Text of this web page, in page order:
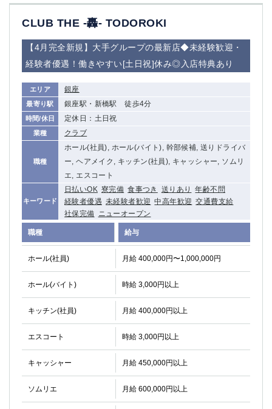
CLUB THE -轟- TODOROKI
【4月完全新規】大手グループの最新店◆未経験歓迎・
経験者優遇！働きやすい[土日祝]休み◎入店特典あり
エリア 銀座
最寄り駅 銀座駅・新橋駅 徒歩4分
時間/休日 定休日：土日祝
業種 クラブ
職種
ホール(社員), ホール(バイト), 幹部候補, 送りドライバ
ー, ヘアメイク, キッチン(社員), キャッシャー, ソムリ
エ, エスコート
キーワード
日払いOK 寮完備 食事つき 送りあり
年齢不問
経験者優遇 未経験者歓迎 中高年歓迎 交通費支給
社保完備
ニューオープン
職種 給与
ホール(社員) 月給 400,000円〜1,000,000円
ホール(バイト) 時給 3,000円以上
キッチン(社員) 月給 400,000円以上
エスコート 時給 3,000円以上
キャッシャー 月給 450,000円以上
ソムリエ 月給 600,000円以上